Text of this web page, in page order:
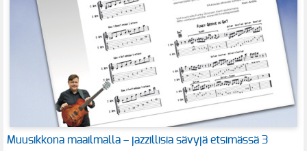
Muusikkona maailmalla – jazzillisia sävyjä etsimässä 3